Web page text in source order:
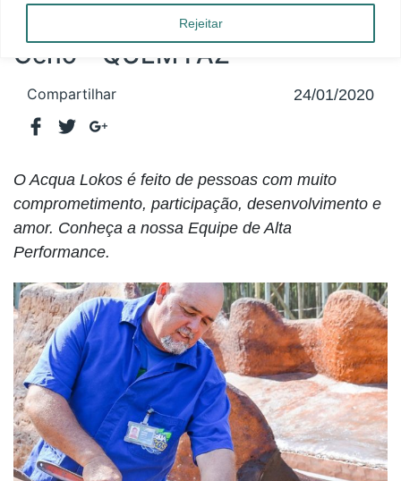
Rejeitar
Ceno – QUEM FAZ
Compartilhar 24/01/2020
O Acqua Lokos é feito de pessoas com muito
comprometimento, participação, desenvolvimento e
amor. Conheça a nossa Equipe de Alta
Performance.